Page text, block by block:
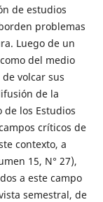
de estudios
problemas
Luego de un
del medio
volcar sus
de la
los Estudios
críticos de
contexto, a
15, N° 27),
a este campo
semestral, de